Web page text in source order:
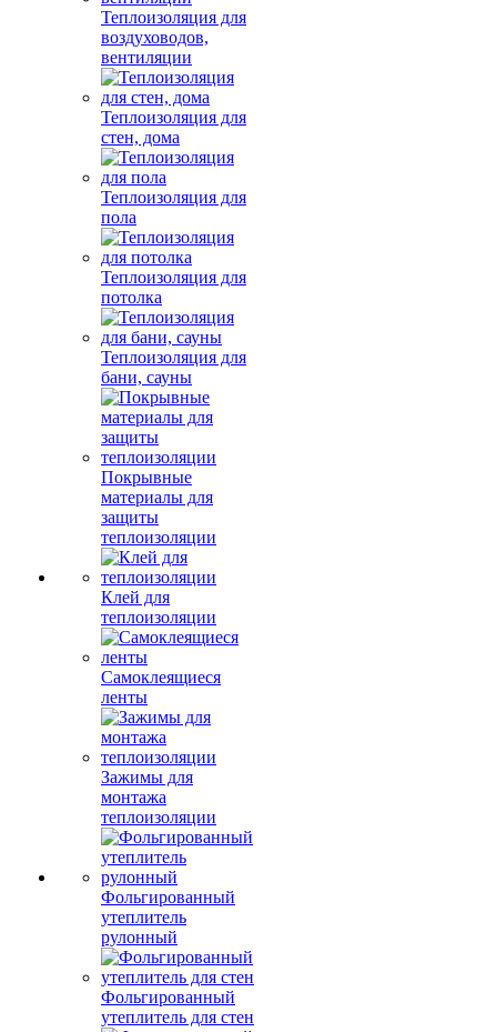
Теплоизоляция для
воздуховодов,
вентиляции
Теплоизоляция для
стен, дома
Теплоизоляция для
пола
Теплоизоляция для
потолка
Теплоизоляция для
бани, сауны
Покрывные
материалы для
защиты
теплоизоляции
Клей для
теплоизоляции
Самоклеящиеся
ленты
Зажимы для
монтажа
теплоизоляции
Фольгированный
утеплитель
рулонный
Фольгированный
утеплитель для стен